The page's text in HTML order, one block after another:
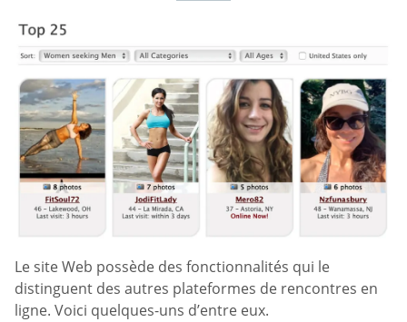
Le site Web possède des fonctionnalités qui le
distinguent des autres plateformes de rencontres en
ligne. Voici quelques-uns d’entre eux.